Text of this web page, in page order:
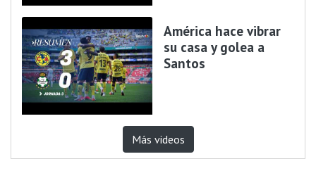
América hace vibrar
su casa y golea a
Santos
Más videos